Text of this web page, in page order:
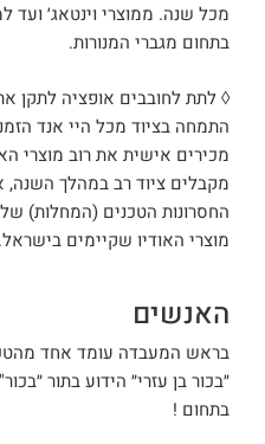
מכל שנה. ממוצרי וינטאג׳ ועד
בתחום מגברי המנורות.
◊ לתת לחובבים אופציה לתקן
התמחה בציוד מכל היי אנד
מכירים אישית את רוב מוצרי
מקבלים ציוד רב במהלך השנה,
החסרונות הטכנים (המחלות)
מוצרי האודיו שקיימים בישראל.
האנשים
בראש המעבדה עומד אחד
בתחום !